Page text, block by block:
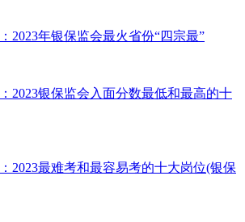
2023年银保监会最火省份“四宗最”
2023银保监会入面分数最低和最高的十
2023最难考和最容易考的十大岗位(银保